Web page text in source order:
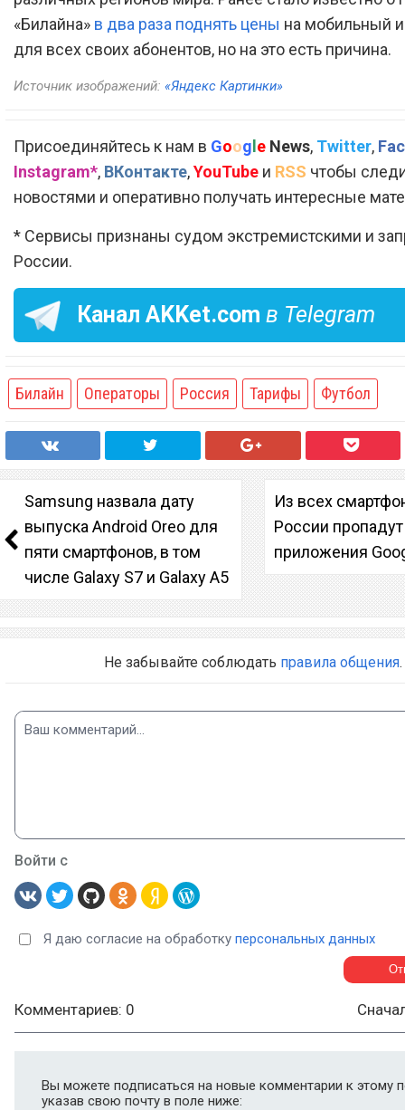
«Билайна» в два раза поднять цены на мобильный
для всех своих абонентов, но на это есть причина.
Источник изображений: «Яндекс Картинки»
Присоединяйтесь к нам в Google News, Twitter,
Instagram*, ВКонтакте,YouTube и RSS чтобы
новостями и оперативно получать интересные
* Сервисы признаны судом экстремистскими и
России.
Канал AKKet.com в Telegram
Билайн Операторы Россия Тарифы Футбол
Samsung назвала дату
выпуска Android Oreo для
пяти смартфонов, в том
числе Galaxy S7 и Galaxy A5
Из всех
России пропадут
приложения
Не забывайте соблюдать правила общения.
Войти с
Я даю согласие на обработку персональных данных
Комментариев: 0
Вы можете подписаться на новые комментарии к этому
указав свою почту в поле ниже: